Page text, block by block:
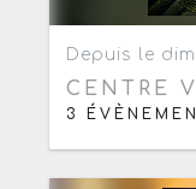
Depuis le
CENTRE
3